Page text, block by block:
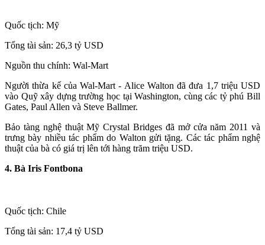
Quốc tịch: Mỹ
Tổng tài sản: 26,3 tỷ USD
Nguồn thu chính: Wal-Mart
Người thừa kế của Wal-Mart - Alice Walton đã đưa 1,7 triệu USD
vào Quỹ xây dựng trường học tại Washington, cùng các tỷ phú Bill
Gates, Paul Allen và Steve Ballmer.
Bảo tàng nghệ thuật Mỹ Crystal Bridges đã mở cửa năm 2011 và
trưng bày nhiều tác phẩm do Walton gửi tặng. Các tác phẩm nghệ
thuật của bà có giá trị lên tới hàng trăm triệu USD.
4. Bà Iris Fontbona
Quốc tịch: Chile
Tổng tài sản: 17,4 tỷ USD